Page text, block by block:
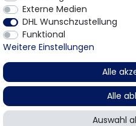
Filter
* Gilt für Lieferungen
© 2026 Gomer Trading
Externe Medien
DHL Wunschzustellung
Funktional
Weitere Einstellungen
Alle
Alle
Auswahl